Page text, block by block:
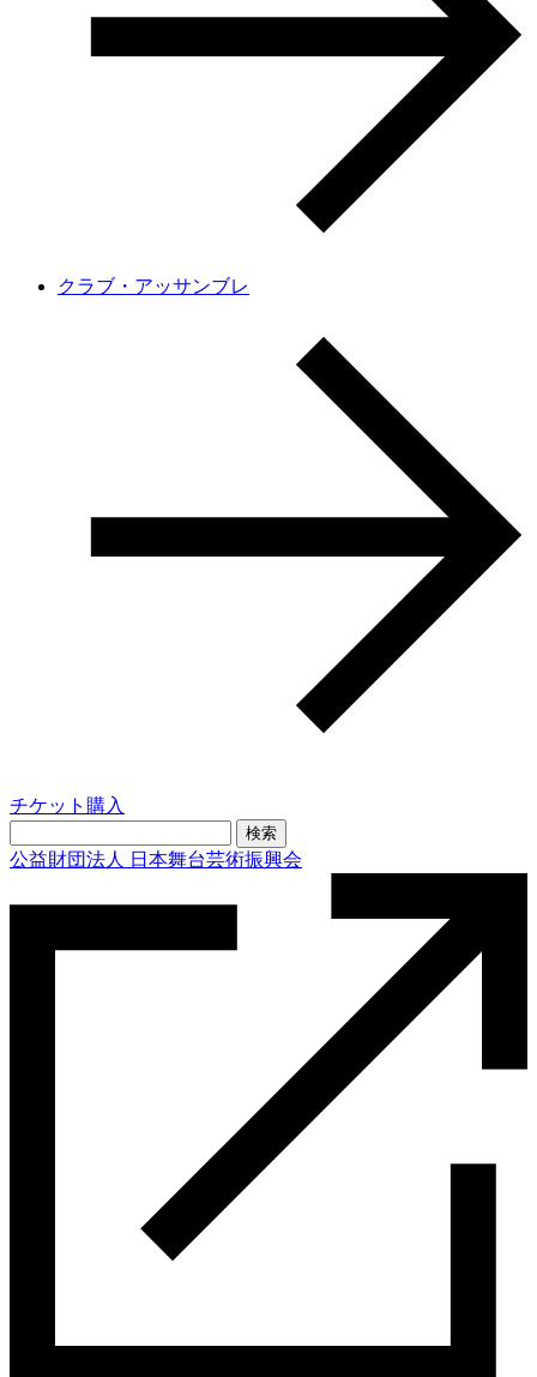
クラブ・アッサンブレ
チケット購入
索:
公益財団法人 日本舞台芸術振興会